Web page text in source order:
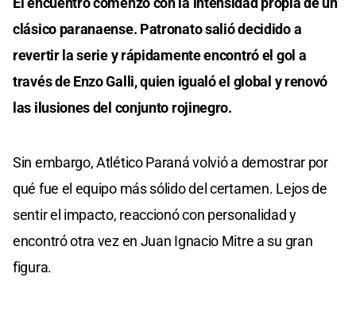
clásico paranaense. Patronato salió decidido a
revertir la serie y rápidamente encontró el gol a
través de Enzo Galli, quien igualó el global y renovó
las ilusiones del conjunto rojinegro.
Sin embargo, Atlético Paraná volvió a demostrar por
qué fue el equipo más sólido del certamen. Lejos de
sentir el impacto, reaccionó con personalidad y
encontró otra vez en Juan Ignacio Mitre a su gran
figura.